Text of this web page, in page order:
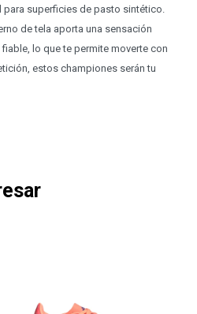
superficies de pasto sintético.
de tela aporta una sensación
lo que te permite moverte con
estos championes serán tu